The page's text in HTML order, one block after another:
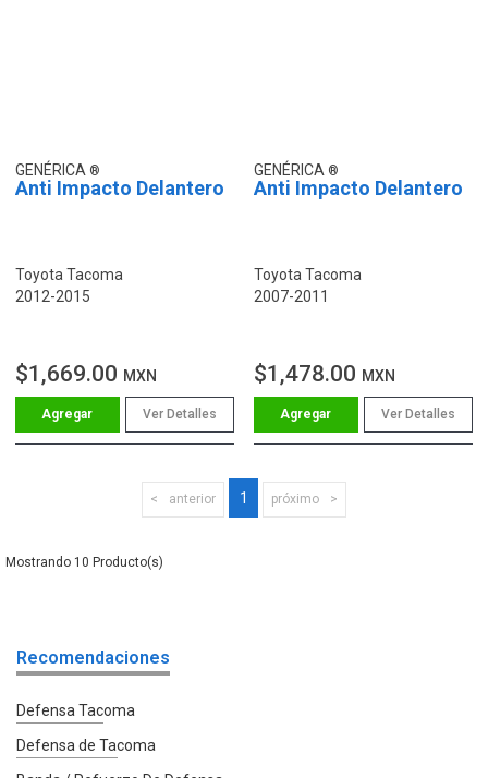
GENÉRICA
Anti Impacto Delantero
Toyota Tacoma
2012-2015
$1,669.00 MXN
Ver Detalles
GENÉRICA
Anti Impacto Delantero
Toyota Tacoma
2007-2011
$1,478.00 MXN
Ver Detalles
anterior 1 próximo
10
Recomendaciones
Defensa Tacoma
Defensa de Tacoma